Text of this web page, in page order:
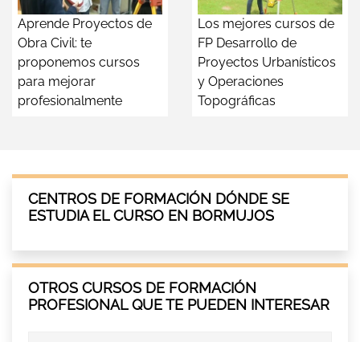
Aprende Proyectos de
Obra Civil: te
proponemos cursos
para mejorar
profesionalmente
Los mejores cursos de
FP Desarrollo de
Proyectos Urbanísticos
y Operaciones
Topográficas
CENTROS DE FORMACIÓN DÓNDE SE
ESTUDIA EL CURSO EN BORMUJOS
OTROS CURSOS DE FORMACIÓN
PROFESIONAL QUE TE PUEDEN INTERESAR